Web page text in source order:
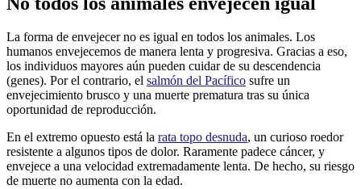
La forma de envejecer no es igual en todos los animales. Los
humanos envejecemos de manera lenta y progresiva. Gracias a eso,
los individuos mayores aún pueden cuidar de su descendencia
(genes). Por el contrario, el salmón del Pacífico sufre un
envejecimiento brusco y una muerte prematura tras su única
oportunidad de reproducción.
En el extremo opuesto está la rata topo desnuda, un curioso roedor
resistente a algunos tipos de dolor. Raramente padece cáncer, y
envejece a una velocidad extremadamente lenta. De hecho, su riesgo
de muerte no aumenta con la edad.